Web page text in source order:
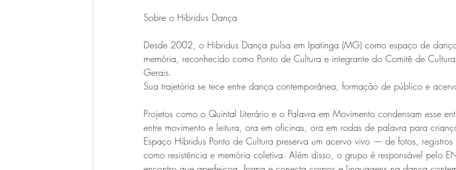
Sobre o Hibridus Dança
Desde 2002, o Hibridus Dança pulsa em Ipatinga (MG) como espaço de
memória, reconhecido como Ponto de Cultura e integrante do Comitê de
Gerais.
Sua trajetória se tece entre dança contemporânea, formação de público e
Projetos como o Quintal Literário e o Palavra em Movimento condensam esse
entre movimento e leitura, ora em oficinas, ora em rodas de palavra para
Espaço Hibridus Ponto de Cultura preserva um acervo vivo — de fotos,
como resistência e memória coletiva. Além disso, o grupo é responsável pelo